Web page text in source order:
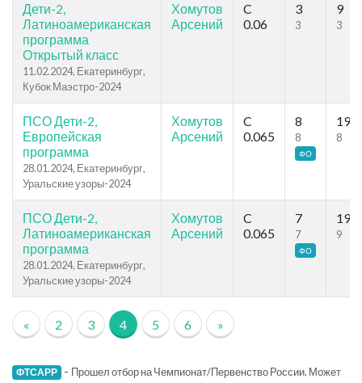
Дети-2,
Латиноамериканская
программа
Открытый класс
11.02.2024, Екатеринбург,
Кубок Маэстро-2024
Хомутов
Арсений
C
0.06
3
3
9
3
ПСО Дети-2,
Европейская
программа
28.01.2024, Екатеринбург,
Уральские узоры-2024
Хомутов
Арсений
C
0.065
8
8
ФО
19
8
ПСО Дети-2,
Латиноамериканская
программа
28.01.2024, Екатеринбург,
Уральские узоры-2024
Хомутов
Арсений
C
0.065
7
7
ФО
19
9
« 2 3 4 5 6 »
ФТСАРР - Прошел отбор на Чемпионат/Первенство России. Может